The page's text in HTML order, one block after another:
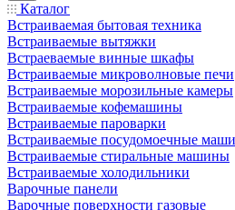
Каталог
Встраиваемая бытовая техника
Встраиваемые вытяжки
Встраеваемые винные шкафы
Встраиваемые микроволновые печи
Встраиваемые морозильные камеры
Встраиваемые кофемашины
Встраиваемые пароварки
Встраиваемые посудомоечные
Встраиваемые стиральные машины
Встраиваемые холодильники
Варочные панели
Варочные поверхности газовые